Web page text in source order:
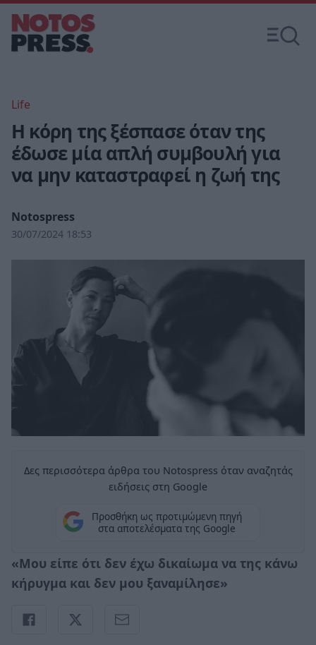
Life
H κόρη της ξέσπασε όταν της
έδωσε μία απλή συμβουλή για
να μην καταστραφεί η ζωή της
Notospress
30/07/2024 18:53
Δες περισσότερα άρθρα του Notospress όταν αναζητάς
ειδήσεις στη Google
Προσθήκη ως προτιμώμενη πηγή
στα αποτελέσματα της Google
«Μου είπε ότι δεν έχω δικαίωμα να της κάνω
κήρυγμα και δεν μου ξαναμίλησε»